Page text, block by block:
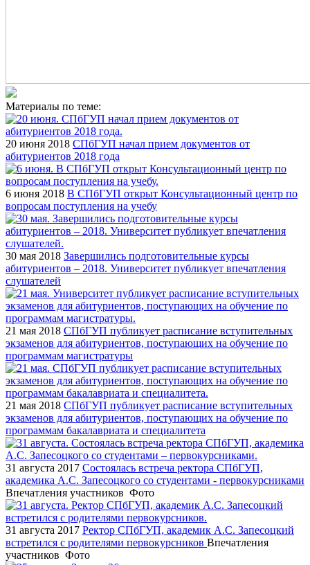
Материалы по теме:
20 июня 2018 СПбГУП начал прием документов от
абитуриентов 2018 года
6 июня 2018 В СПбГУП открыт Консультационный центр по
вопросам поступления на учебу
30 мая 2018 Завершились подготовительные курсы
абитуриентов – 2018. Университет публикует впечатления
слушателей
21 мая 2018 СПбГУП публикует расписание вступительных
экзаменов для абитуриентов, поступающих на обучение по
программам магистратуры
21 мая 2018 СПбГУП публикует расписание вступительных
экзаменов для абитуриентов, поступающих на обучение по
программам бакалавриата и специалитета
31 августа 2017 Состоялась встреча ректора СПбГУП,
академика А.С. Запесоцкого со студентами - первокурсниками
Впечатления участников Фото
31 августа 2017 Ректор СПбГУП, академик А.С. Запесоцкий
встретился с родителями первокурсников Впечатления
участников Фото